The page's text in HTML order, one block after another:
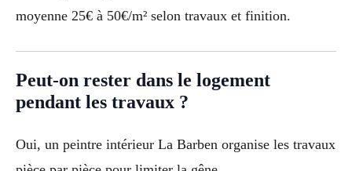
moyenne 25€ à 50€/m² selon travaux et finition.
Peut-on rester dans le logement
pendant les travaux ?
Oui, un peintre intérieur La Barben organise les travaux